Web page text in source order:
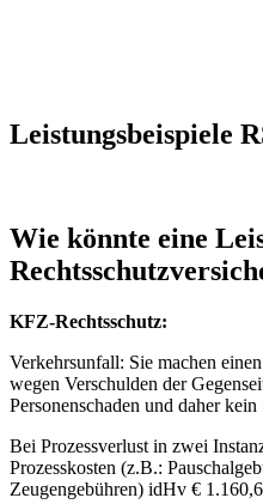
Leistungsbeispiele
Wie könnte eine
KFZ-Rechtsschutz:
Verkehrsunfall: Sie machen
wegen Verschulden der
Personenschaden und daher
Bei Prozessverlust in zwei
Prozesskosten (z.B.:
Zeugengebühren) idHv €